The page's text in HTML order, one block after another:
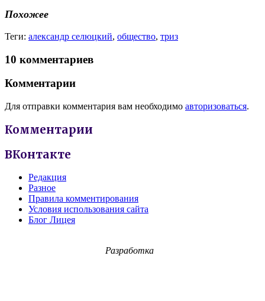
Похожее
Теги: александр селюцкий, общество, триз
10 комментариев
Комментарии
Для отправки комментария вам необходимо авторизоваться.
Комментарии
ВКонтакте
Редакция
Разное
Правила комментирования
Условия использования сайта
Блог Лицея
Разработка